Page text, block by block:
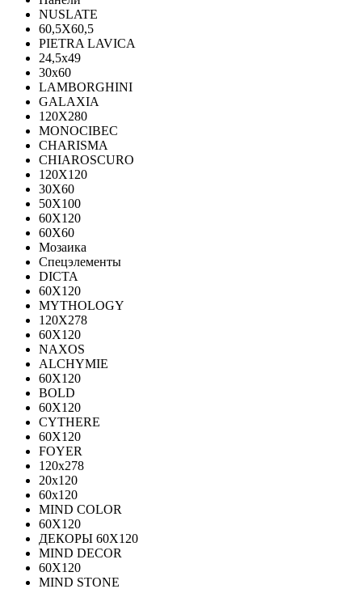
NUSLATE
60,5X60,5
PIETRA LAVICA
24,5x49
30x60
LAMBORGHINI
GALAXIA
120Х280
MONOCIBEC
CHARISMA
CHIAROSCURO
120X120
30X60
50X100
60X120
60X60
Мозаика
Спецэлементы
DICTA
60X120
MYTHOLOGY
120X278
60X120
NAXOS
ALCHYMIE
60Х120
BOLD
60X120
CYTHERE
60X120
FOYER
120х278
20х120
60х120
MIND COLOR
60Х120
ДЕКОРЫ 60Х120
MIND DECOR
60Х120
MIND STONE